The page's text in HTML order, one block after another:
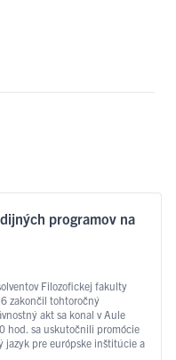
programov na
Filozofickej fakulty
zakončil tohtoročný
akt sa konal v Aule
hod. sa uskutočnili promócie
jazyk pre európske inštitúcie a